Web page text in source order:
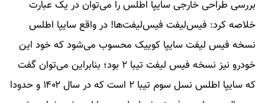
بررسی طراحی خارجی سایپا اطلس را می‌توان در یک عبارت
خلاصه کرد: فیس‌لیفت فیس‌لیفت‌ها! در واقع سایپا اطلس
نسخه فیس لیفت سایپا کوییک محسوب می‌شود که خود این
خودرو نیز نسخه فیس لیفت تیبا ۲ بود؛ بنابراین می‌توان گفت
که سایپا اطلس نسل سوم تیبا ۲ است که در سال ۱۴۰۲ و حدودا